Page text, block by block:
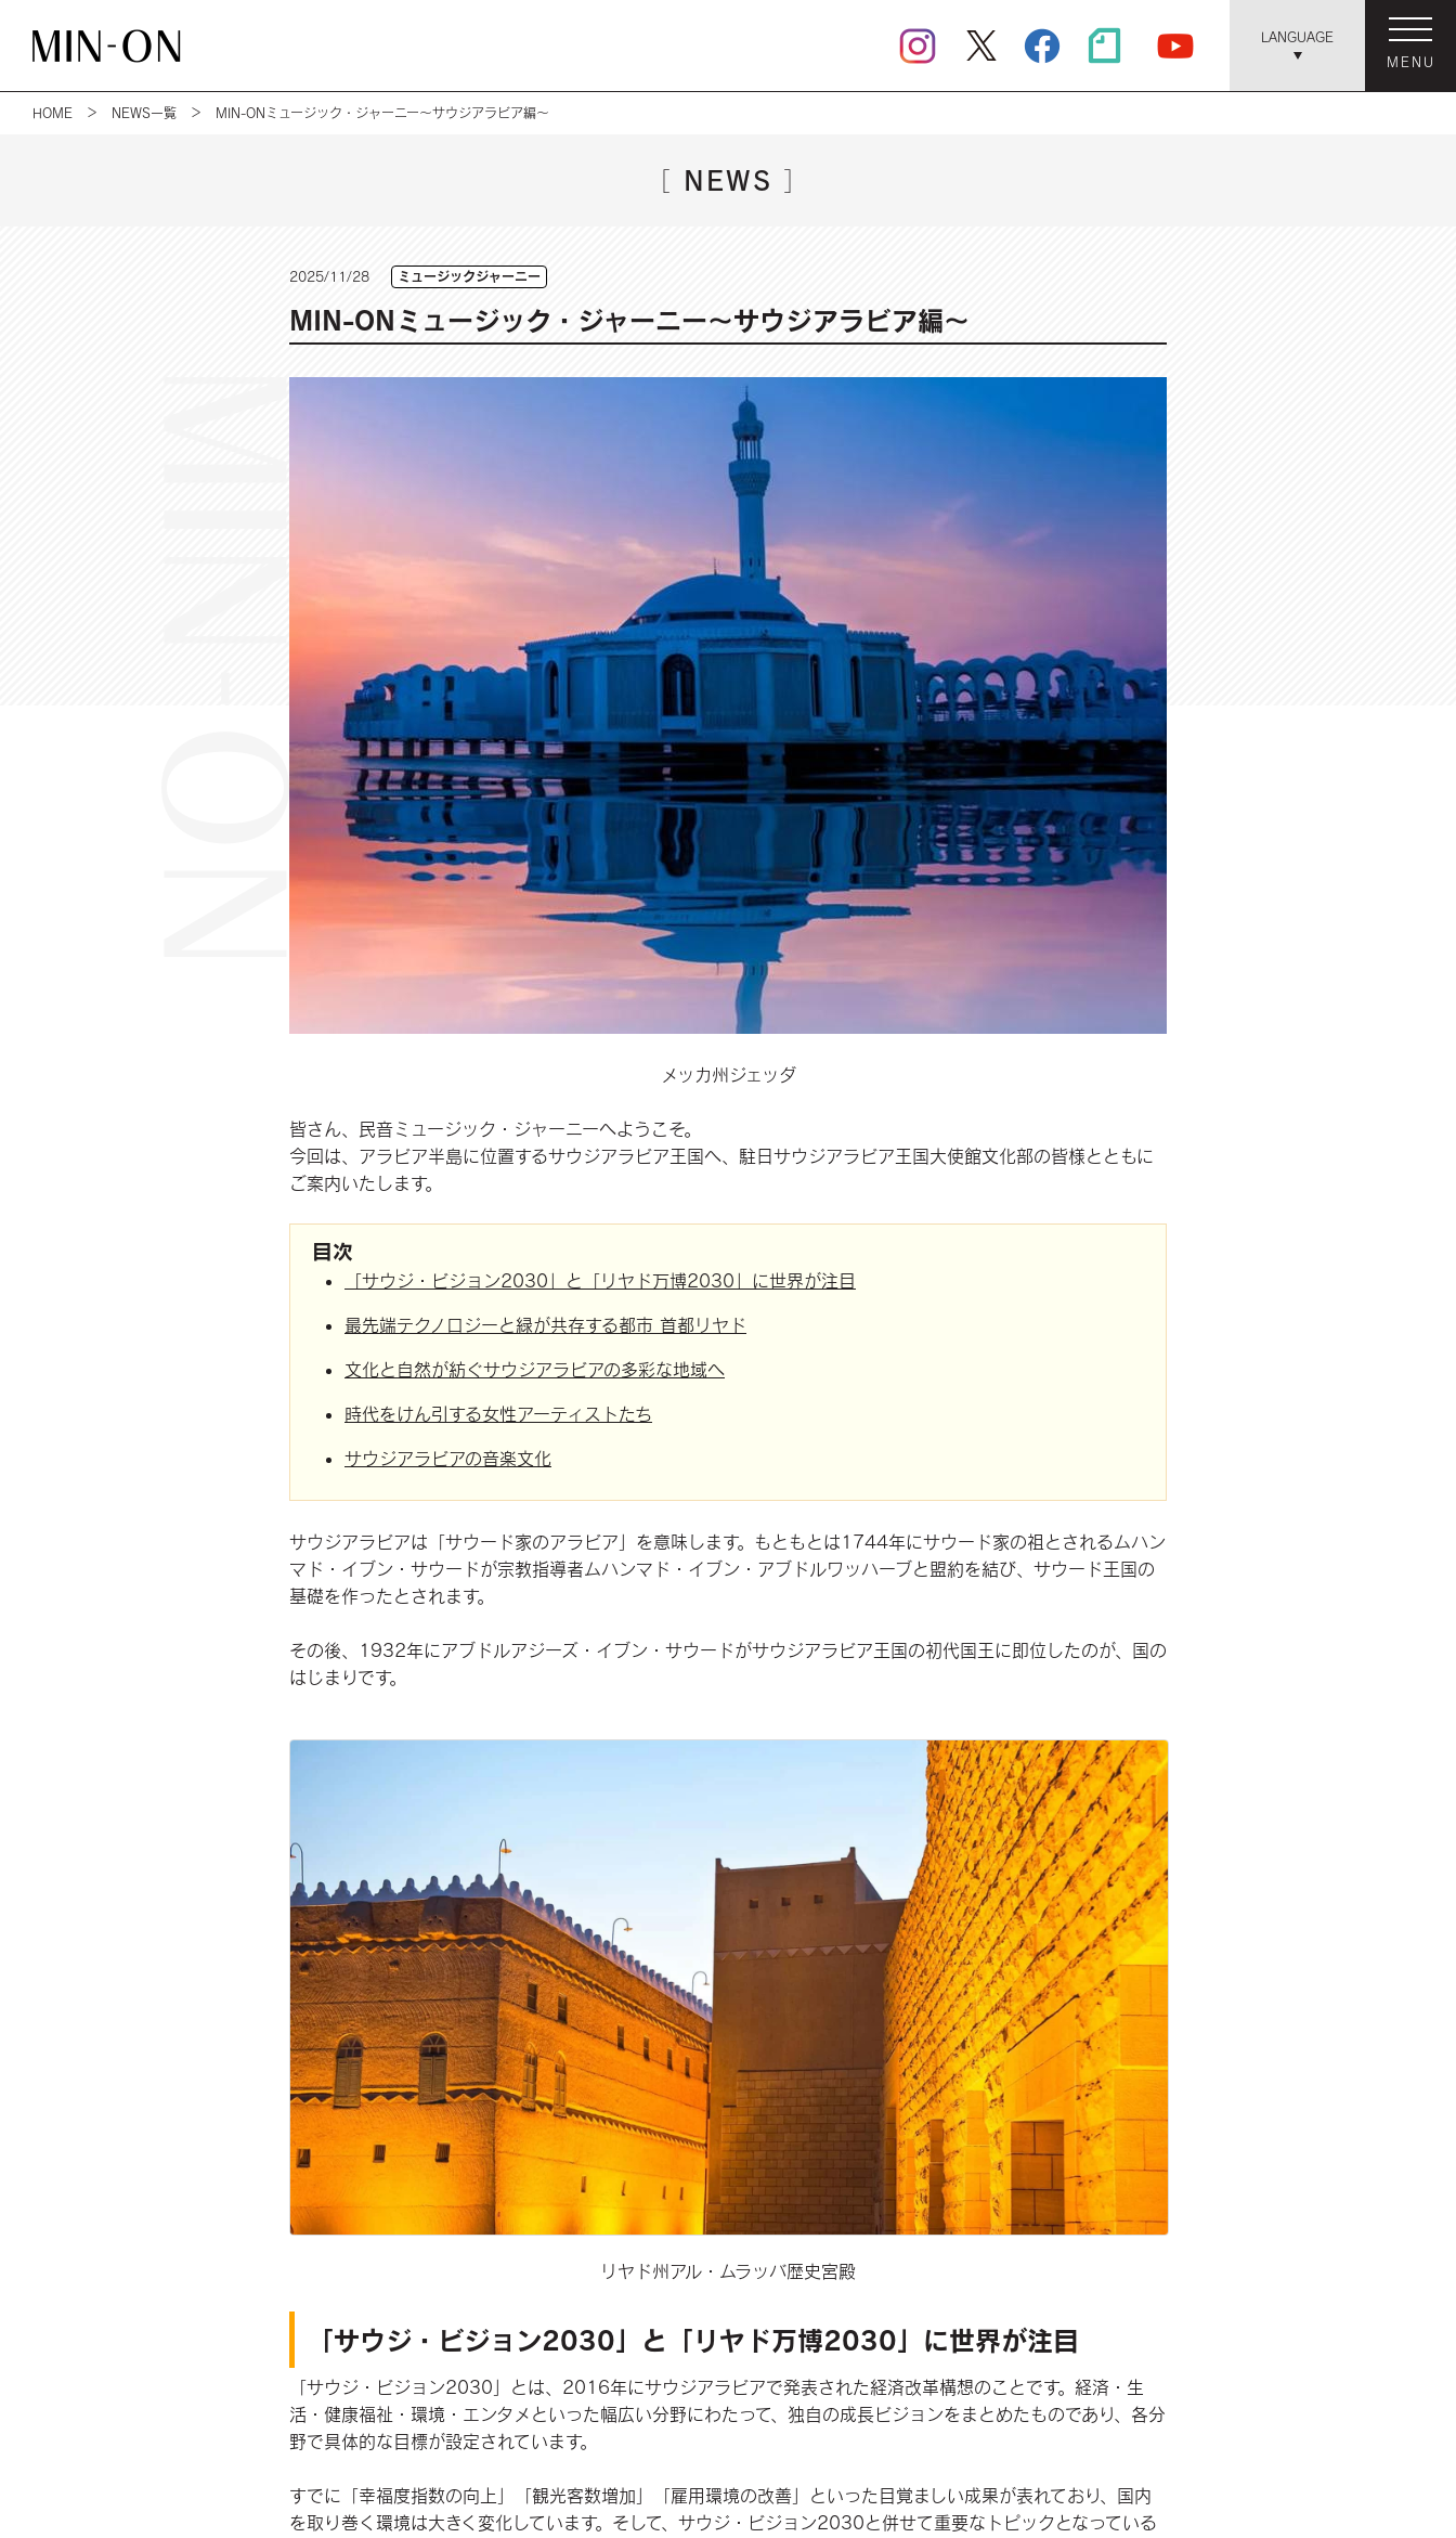
LANGUAGE
MENU
HOME ＞ NEWS一覧 ＞ MIN-ONミュージック・ジャーニー～サウジアラビア編～
［ NEWS ］
2025/11/28 ミュージックジャーニー
MIN-ONミュージック・ジャーニー～サウジアラビア編～
メッカ州ジェッダ
皆さん、民音ミュージック・ジャーニーへようこそ。
今回は、アラビア半島に位置するサウジアラビア王国へ、駐日サウジアラビア王国大使館文化部の皆様とともに
ご案内いたします。
目次
「サウジ・ビジョン2030」と「リヤド万博2030」に世界が注目
最先端テクノロジーと緑が共存する都市 首都リヤド
文化と自然が紡ぐサウジアラビアの多彩な地域へ
時代をけん引する女性アーティストたち
サウジアラビアの音楽文化
サウジアラビアは「サウード家のアラビア」を意味します。もともとは1744年にサウード家の祖とされるムハン
マド・イブン・サウードが宗教指導者ムハンマド・イブン・アブドルワッハーブと盟約を結び、サウード王国の
基礎を作ったとされます。
その後、1932年にアブドルアジーズ・イブン・サウードがサウジアラビア王国の初代国王に即位したのが、国の
はじまりです。
リヤド州アル・ムラッバ歴史宮殿
「サウジ・ビジョン2030」と「リヤド万博2030」に世界が注目
「サウジ・ビジョン2030」とは、2016年にサウジアラビアで発表された経済改革構想のことです。経済・生
活・健康福祉・環境・エンタメといった幅広い分野にわたって、独自の成長ビジョンをまとめたものであり、各分
野で具体的な目標が設定されています。
すでに「幸福度指数の向上」「観光客数増加」「雇用環境の改善」といった目覚ましい成果が表れており、国内
を取り巻く環境は大きく変化しています。そして、サウジ・ビジョン2030と併せて重要なトピックとなっている